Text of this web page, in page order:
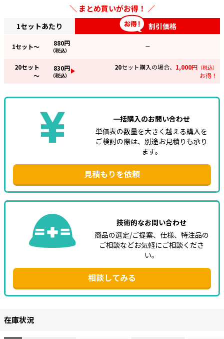
まとめ買いがお得！
1セットあたり 割引価格
1セット～ 880円
（税込）
—
20セット
～
830円
（税込）
20セット購入の場合、 1,000円 （税込）
お得！
一括購入のお問い合わせ
単価表の数量を大きく越える購入を
ご検討の際は、別途お見積りも承り
ます。
見積もりを依頼
技術的なお問い合わせ
商品の選定/ご提案、仕様、特注品の
ご相談などお気軽にご相談くださ
い。
相談してみる
在庫状況